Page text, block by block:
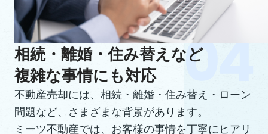
相続・離婚・住み替えなど
複雑な事情にも対応
不動産売却には、相続・離婚・住み替え・ローン
問題など、さまざまな背景があります。
ミーツ不動産では、お客様の事情を丁寧にヒアリ